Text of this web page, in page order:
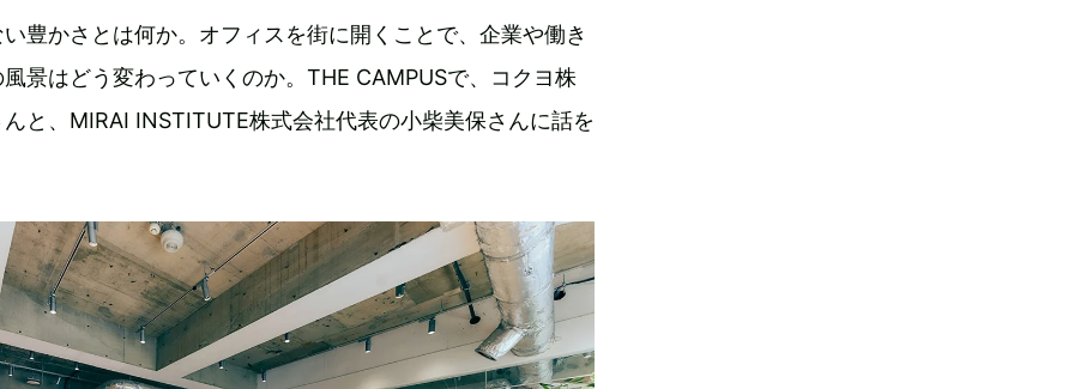
豊かさとは何か。オフィスを街に開くことで、企業や働き
景はどう変わっていくのか。THE CAMPUSで、コクヨ株
と、MIRAI INSTITUTE株式会社代表の小柴美保さんに話を